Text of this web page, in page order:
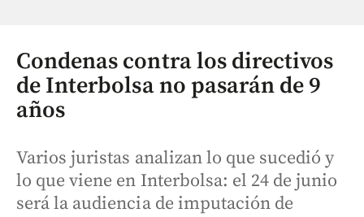
Condenas contra los directivos
de Interbolsa no pasarán de 9
años
Varios juristas analizan lo que sucedió y
lo que viene en Interbolsa: el 24 de junio
será la audiencia de imputación de